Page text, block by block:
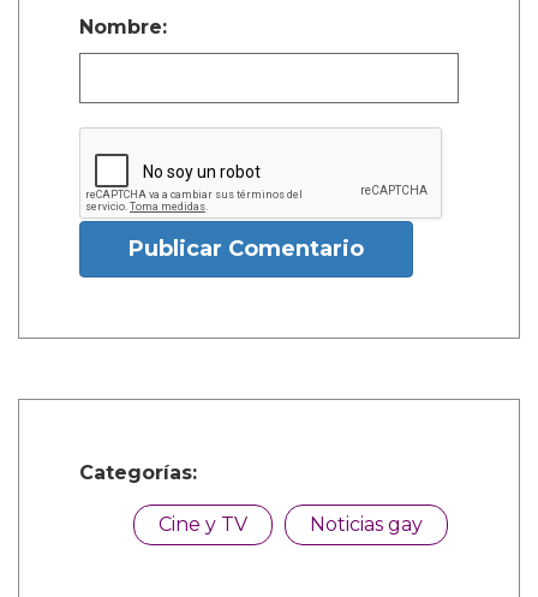
Nombre:
Publicar Comentario
Categorías:
Cine y TV Noticias gay